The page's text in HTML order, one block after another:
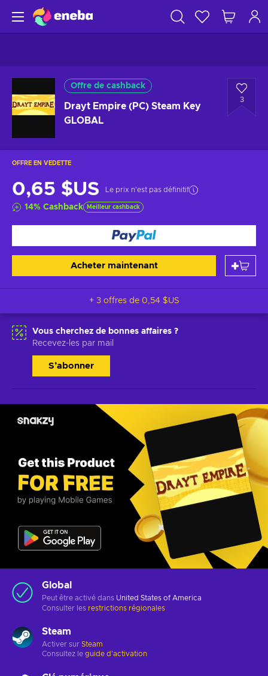
Offre de cashback
Drayt Empire (PC) Steam Key
GLOBAL
3
OFFRE EN VEDETTE
0,65 $US Le prix n'est pas définitif
14% Cashback Meilleur cashback
Acheter maintenant
+ 3 offres de 0,54 $US
Vous cherchez de bonnes affaires ?
Recevez-les par mail
S’abonner
Global
Peut être activé dans United States of America
Consulter les restrictions régionales
Steam
Activer sur Steam
Consultez le guide d'activation